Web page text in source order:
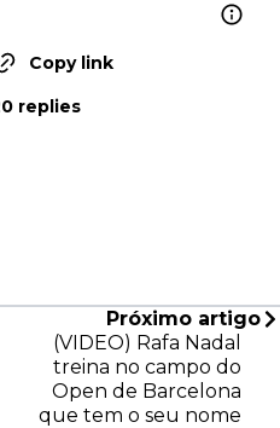
Copy link
replies
Próximo artigo
(VIDEO) Rafa Nadal
treina no campo do
Open de Barcelona
que tem o seu nome